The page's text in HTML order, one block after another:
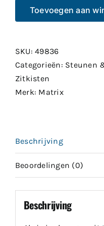
Bait
Brolly
Support
Arm
aantal
Toevoegen aan
SKU:49836
Categorieën: Steunen
Zitkisten
Merk: Matrix
Beschrijving
Beoordelingen (0)
Beschrijving